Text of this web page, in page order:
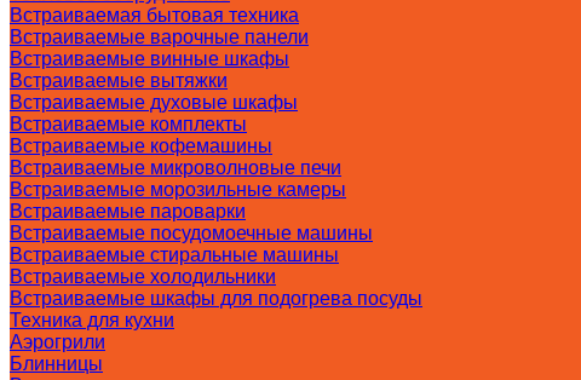
Встраиваемая бытовая техника
Встраиваемые варочные панели
Встраиваемые винные шкафы
Встраиваемые вытяжки
Встраиваемые духовые шкафы
Встраиваемые комплекты
Встраиваемые кофемашины
Встраиваемые микроволновые печи
Встраиваемые морозильные камеры
Встраиваемые пароварки
Встраиваемые посудомоечные машины
Встраиваемые стиральные машины
Встраиваемые холодильники
Встраиваемые шкафы для подогрева посуды
Техника для кухни
Аэрогрили
Блинницы